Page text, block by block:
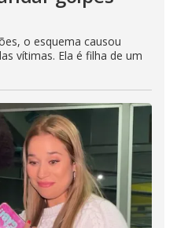
o esquema causou
vítimas. Ela é filha de um